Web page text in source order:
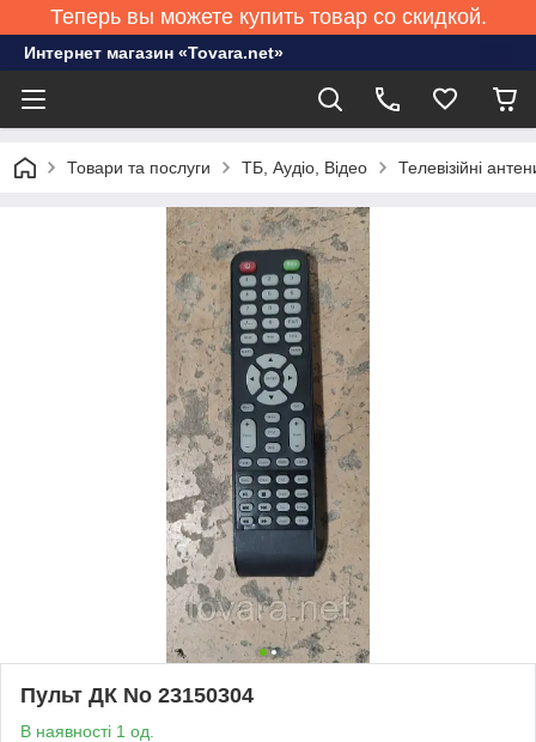
Теперь вы можете купить товар со скидкой.
Интернет магазин «Tovara.net»
Товари та послуги ТБ, Аудіо, Відео Телевізійні
Пульт ДК No 23150304
В наявності 1 од.